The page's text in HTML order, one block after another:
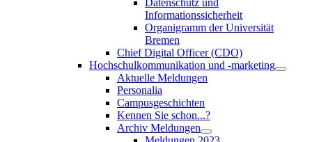
Informationssicherheit
Organigramm der Universität
Bremen
Chief Digital Officer (CDO)
Hochschulkommunikation und -marketing
Aktuelle Meldungen
Personalia
Campusgeschichten
Kennen Sie schon...?
Archiv Meldungen